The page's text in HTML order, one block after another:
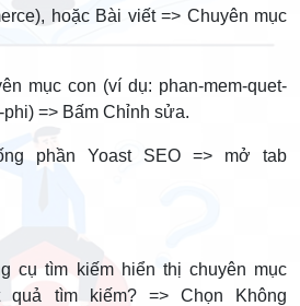
hoặc Bài viết => Chuyên mục
mục con (ví dụ: phan-mem-quet-
=> Bấm Chỉnh sửa.
phần Yoast SEO => mở tab
cụ tìm kiếm hiển thị chuyên mục
quả tìm kiếm? => Chọn Không